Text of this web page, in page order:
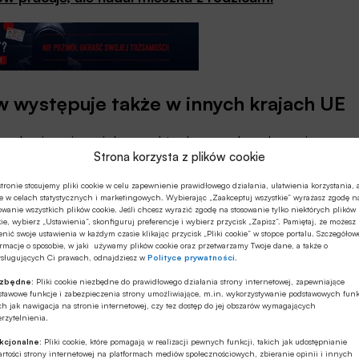
Strona korzysta z plików cookie
stosujemy pliki cookie w celu zapewnienie prawidłowego działania, ułatwienia korzystania, a
w celach statystycznych i marketingowych. Wybierając „Zaakceptuj wszystkie” wyrażasz zgodę
wszystkich plików cookie. Jeśli chcesz wyrazić zgodę na stosowanie tylko niektórych plików
wybierz „Ustawienia”, skonfiguruj preferencje i wybierz przycisk „Zapisz”. Pamiętaj, że możesz
swoje ustawienia w każdym czasie klikając przycisk „Pliki cookie” w stopce portalu.
o sposobie, w jaki używamy plików cookie oraz przetwarzamy Twoje dane, a także o
Ci prawach, odnajdziesz wPolityce prywatności
Pliki cookie niezbędne do prawidłowego działania strony internetowej, zapewniające
funkcje i zabezpieczenia strony umożliwiające, m.in. wykorzystywanie podstawowych
jak nawigacja na stronie internetowej, czy tez dostęp do jej obszarów wymagających
Pliki cookie, które pomagają w realizacji pewnych funkcji, takich jak udostępnianie
strony internetowej na platformach mediów społecznościowych, zbieranie opinii i innych
także w innych krajach UE
w wielu aspektach, np. zdecydowanie
większe i lepiej wyposażone. Jednak dla wielu
się, może się to wydać marną pociechą.
mieszkań rosną szybciej niż możliwości finansowe
problemem są wysokie wymagania banków
stabilizacji zawodowej i dochodowej.
się z tym problemem. Z najnowszych danych
pozostających w domu rodzinnym występuje tylko
(ok. 54 proc.).